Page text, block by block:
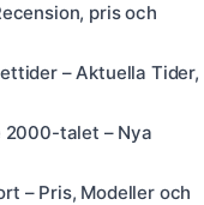
pris och
– Aktuella Tider,
talet – Nya
– Pris, Modeller och